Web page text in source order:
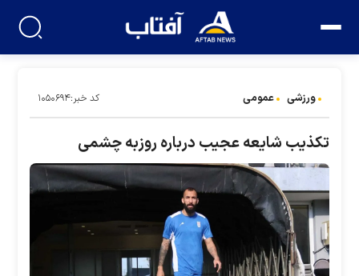
ورزشی عمومی کد خبر:۱۰۵۰۶۹۴
تکذیب شایعه عجیب درباره روزبه چشمی